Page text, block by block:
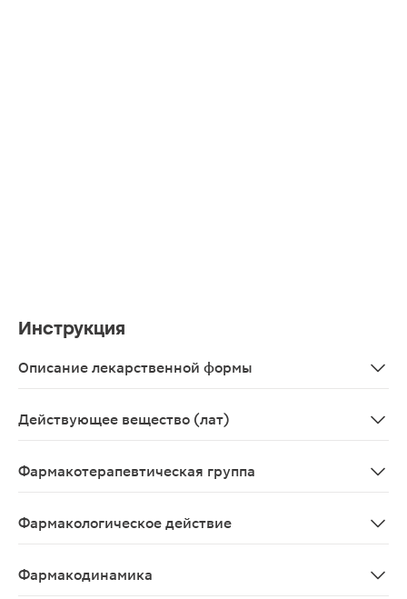
Инструкция
Описание лекарственной формы
Действующее вещество (лат)
Фармакотерапевтическая группа
Фармакологическое действие
Фармакодинамика